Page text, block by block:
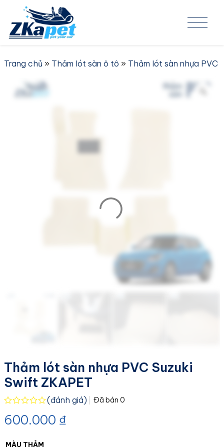
Skip to content
Trang chủ » Thảm lót sàn ô tô » Thảm lót sàn nhựa PVC
Thảm lót sàn nhựa PVC Suzuki
Swift ZKAPET
xếp
5
(đánh giá) Đã bán0
600.000 ₫
MÀU THẢM